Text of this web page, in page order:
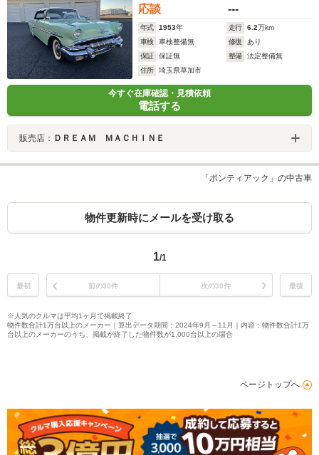
応談 ---
年式 1953年 走行 6.2万km
車検
車検整備無 修復
あり
保証
保証無 整備
法定整備無
住所
埼玉県草加市
今すぐ在庫確認・見積依頼
電話する
販売店： ＤＲＥＡＭ ＭＡＣＨＩＮＥ
「ポンティアック」の中古車
物件更新時にメールを受け取る
1/1
最初 前の30件 次の30件 最後
※人気のクルマは平均1ヶ月で掲載終了
物件数合計1万台以上のメーカー｜算出データ期間：2024年9月～11月｜内容：物件数合計1万
台以上のメーカーのうち、掲載が終了した物件数が1,000台以上の場合
ページトップへ